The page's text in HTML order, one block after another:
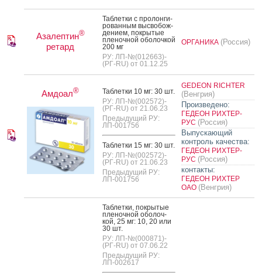
Азалептин®
ретард
Таб­летки с про­лон­ги­
рован­ным выс­во­бож­
де­ни­ем, пок­ры­тые
пле­ноч­ной обо­лоч­кой
200 мг
РУ: ЛП-№(012663)-
(РГ-RU) от 01.12.25
ОРГАНИКА (Россия)
Амдоал®
Таб­летки 10 мг: 30 шт.
РУ: ЛП-№(002572)-
(РГ-RU) от 21.06.23
Предыдущий РУ:
ЛП-001756
Таб­летки 15 мг: 30 шт.
РУ: ЛП-№(002572)-
(РГ-RU) от 21.06.23
Предыдущий РУ:
ЛП-001756
GEDEON RICHTER
(Венгрия)
Произведено:
ГЕДЕОН РИХТЕР-
РУС (Россия)
Выпускающий
контроль качества:
ГЕДЕОН РИХТЕР-
РУС (Россия)
контакты:
ГЕДЕОН РИХТЕР
ОАО (Венгрия)
Таб­летки, пок­ры­тые
пле­ноч­ной обо­лоч­
кой, 25 мг: 10, 20 или
30 шт.
РУ: ЛП-№(000871)-
(РГ-RU) от 07.06.22
Предыдущий РУ:
ЛП-002617